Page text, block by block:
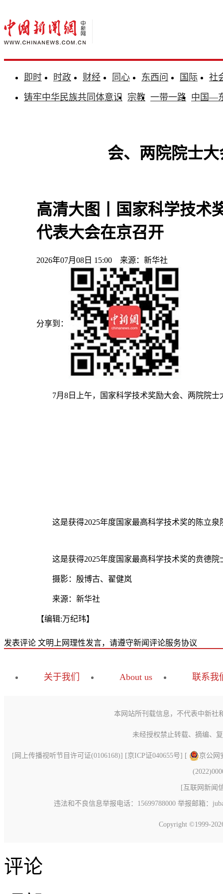
即时 时政 财经 同心 东西问 国际
社
铸牢中华民族共同体意识 宗教 一带一路 中国—
会、两院院士
高清大图丨国家科学技术
代表大会在京召开
2026年07月08日 15:00 来源：新华社
分享到：
7月8日上午，国家科学技术奖励大会、两院院士
这是获得2025年度国家最高科学技术奖的陈立泉
这是获得2025年度国家最高科学技术奖的贲德院
摄影：殷博古、翟健岚
来源：新华社
【编辑:万纪玮】
发表评论 文明上网理性发言，请遵守新闻评论服务协议
关于我们 About us 联系我
本网站所刊载信息，不代表中新社
未经授权禁止转载、摘编、
[ 网上传播视听节目许可证(0106168)] [京ICP证040655号] [ 京公网
[ 互联网新闻
违法和不良信息举报电话：15699788000 举报邮箱：
Copyright ©1999-
评论